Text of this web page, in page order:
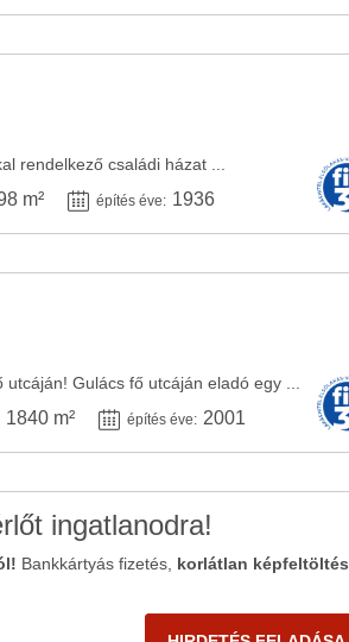
rendelkező családi házat ...
m² építés éve: 1936
Gulács fő utcáján eladó egy ...
1840 m² építés éve: 2001
ingatlanodra!
Bankkártyás fizetés, korlátlan képfeltöltés